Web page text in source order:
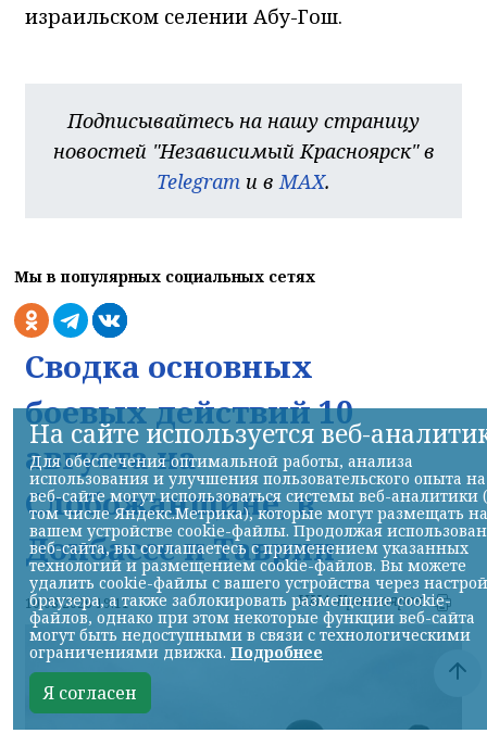
израильском селении Абу-Гош.
Подписывайтесь на нашу страницу
новостей "Независимый Красноярск" в
Telegram и в MAX.
Мы в популярных социальных сетях
Сводка основных
боевых действий 10
августа на
Слобожанщине, в
Донбассе и Таврии
10.08.2026 19:11 НИА-Красноярск
На сайте используется веб-
Для обеспечения оптимальной работы, анализа
использования и улучшения пользовательского опыта на
веб-сайте могут использоваться системы веб-аналитики
том числе Яндекс.Метрика), которые могут размещать на
вашем устройстве cookie-файлы. Продолжая
веб-сайта, вы соглашаетесь с применением указанных
технологий и размещением cookie-файлов. Вы можете
удалить cookie-файлы с вашего устройства через
браузера, а также заблокировать размещение cookie-
файлов, однако при этом некоторые функции веб-сайта
могут быть недоступными в связи с технологическими
ограничениями движка. Подробнее
Я согласен